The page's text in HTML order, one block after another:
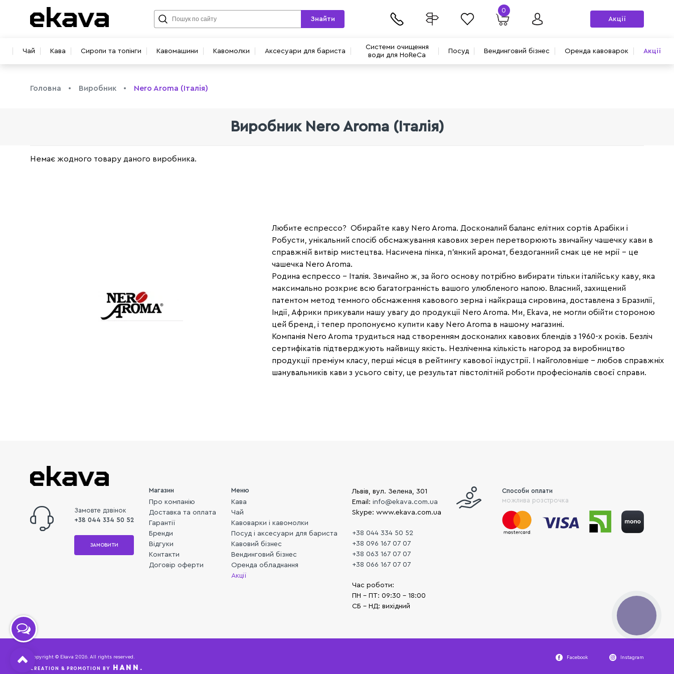
Чай Кава Сиропи та топінги Кавомашини Кавомолки Аксесуари для бариста
Системи очищення
води для HoReCa
Посуд Вендинговий бізнес Оренда кавоварок Акції
Знайти
0
Акції
Головна Виробник Nero Aroma (Італія)
Виробник Nero Aroma (Італія)
Немає жодного товару даного виробника.
Любите еспрессо? Обирайте каву Nero Aroma. Досконалий баланс елітних сортів Арабіки і
Робусти, унікальний спосіб обсмажування кавових зерен перетворюють звичайну чашечку кави в
справжній витвір мистецтва. Насичена пінка, п'янкий аромат, бездоганний смак це не мрії - це
чашечка Nero Aroma.
Родина еспрессо - Італія. Звичайно ж, за його основу потрібно вибирати тільки італійську каву, яка
максимально розкриє всю багатогранність вашого улюбленого напою. Власний, захищений
патентом метод темного обсмаження кавового зерна і найкраща сировина, доставлена з Бразилії,
Індії, Африки прикували нашу увагу до продукції Nero Aroma. Ми, Ekava, не могли обійти стороною
цей бренд, і тепер пропонуємо купити каву Nero Aroma в нашому магазині.
Компанія Nero Aroma трудиться над створенням досконалих кавових блендів з 1960-х років. Безліч
сертифікатів підтверджують найвищу якість. Незліченна кількість нагород за виробництво
продукції преміум класу, перші місця в рейтингу кавової індустрії. І найголовніше - любов справжніх
шанувальників кави з усього світу, це результат півстолітній роботи професіоналів своєї справи.
Замовте дзвінок
+38 044 334 50 52
ЗАМОВИТИ
Магазин
Про компанію
Доставка та оплата
Гарантії
Бренди
Відгуки
Контакти
Договір оферти
Меню
Кава
Чай
Кавоварки і кавомолки
Посуд і аксесуари для бариста
Кавовий бізнес
Вендинговий бізнес
Оренда обладнання
Акції
Львів, вул. Зелена, 301
Email:info@ekava.com.ua
Skype: www.ekava.com.ua
+38 044 334 50 52
+38 096 167 07 07
+38 063 167 07 07
+38 066 167 07 07
Час роботи:
ПН - ПТ: 09:30 - 18:00
СБ - НД: вихідний
Способи оплати
можлива розстрочка
Copyright © Ekava 2026. All rights reserved.
CREATION & PROMOTION BY HANN.
Facebook Instagram